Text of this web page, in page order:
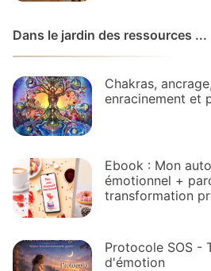
Dans le jardin des ressources ...
Chakras,
enracinement et
Ebook : Mon
émotionnel +
transformation
Protocole SOS -
d'émotion